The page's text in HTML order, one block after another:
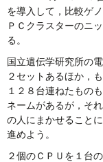
を導入して，比較ゲ
ＰＣクラスターのニ
る。
国立遺伝学研究所の
２セットあるほか，
１２８台連ねたもの
ネームがあるが，そ
の人にまかせること
進めよう。
２個のＣＰＵを１台